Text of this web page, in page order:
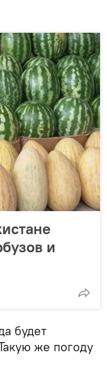
и
будет
же погоду